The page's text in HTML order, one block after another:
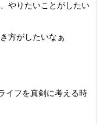
やりたいことがしたい
方がしたいなぁ
イフを真剣に考える時